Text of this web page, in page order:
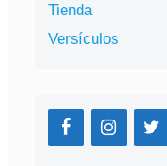
Tienda
Versículos